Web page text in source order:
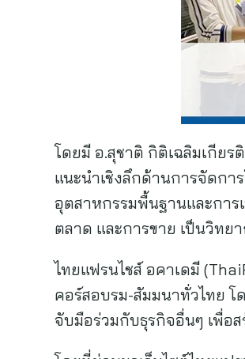
โดยมี อ.สุชาติ กิติเฉลิมเกีย
แนะนำเชิงลึกด้านการจัดกา
อุตสาหกรรมพื้นฐานและการ
ตลาด และการขาย เป็นวิทย
ไทยแฟรนไชส์ อคาเดมี
คอร์สอบรม-สัมมนาทั่วไทย โ
จับมือร่วมกับธุรกิจอื่นๆ เพื่อส